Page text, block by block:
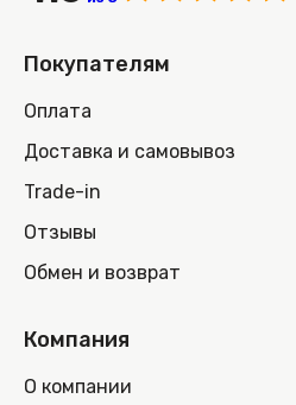
Покупателям
Оплата
Доставка и самовывоз
Trade-in
Отзывы
Обмен и возврат
Компания
О компании